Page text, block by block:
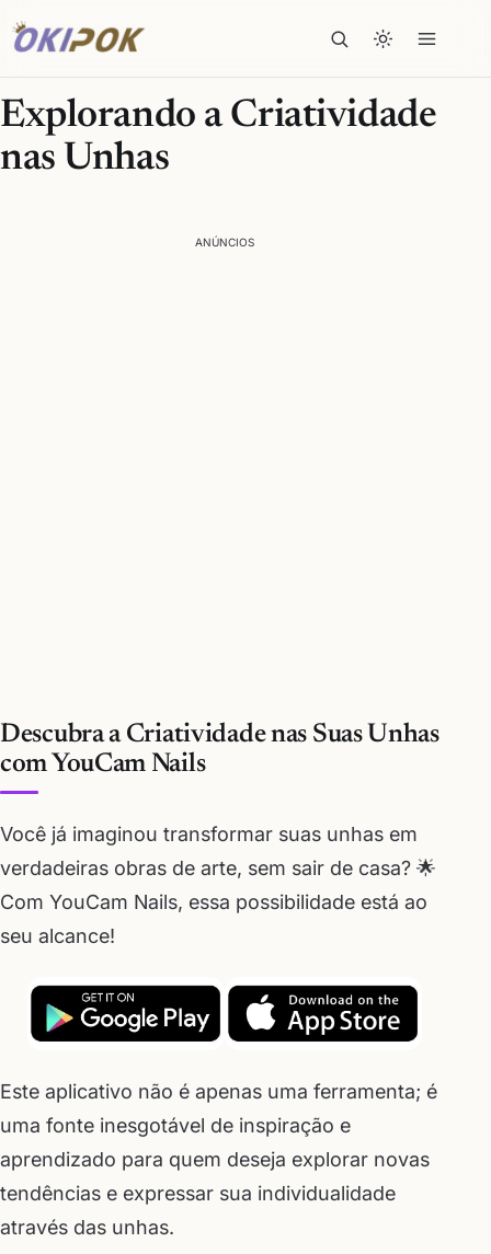
Explorando a Criatividade
nas Unhas
ANÚNCIOS
Descubra a Criatividade nas Suas Unhas
com YouCam Nails
Você já imaginou transformar suas unhas em
verdadeiras obras de arte, sem sair de casa? 🌟
Com YouCam Nails, essa possibilidade está ao
seu alcance!
Este aplicativo não é apenas uma ferramenta; é
uma fonte inesgotável de inspiração e
aprendizado para quem deseja explorar novas
tendências e expressar sua individualidade
através das unhas.